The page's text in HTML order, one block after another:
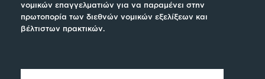
νομικών επαγγελματιών για να παραμένει στην
πρωτοπορία των διεθνών νομικών εξελίξεων και
βέλτιστων πρακτικών.